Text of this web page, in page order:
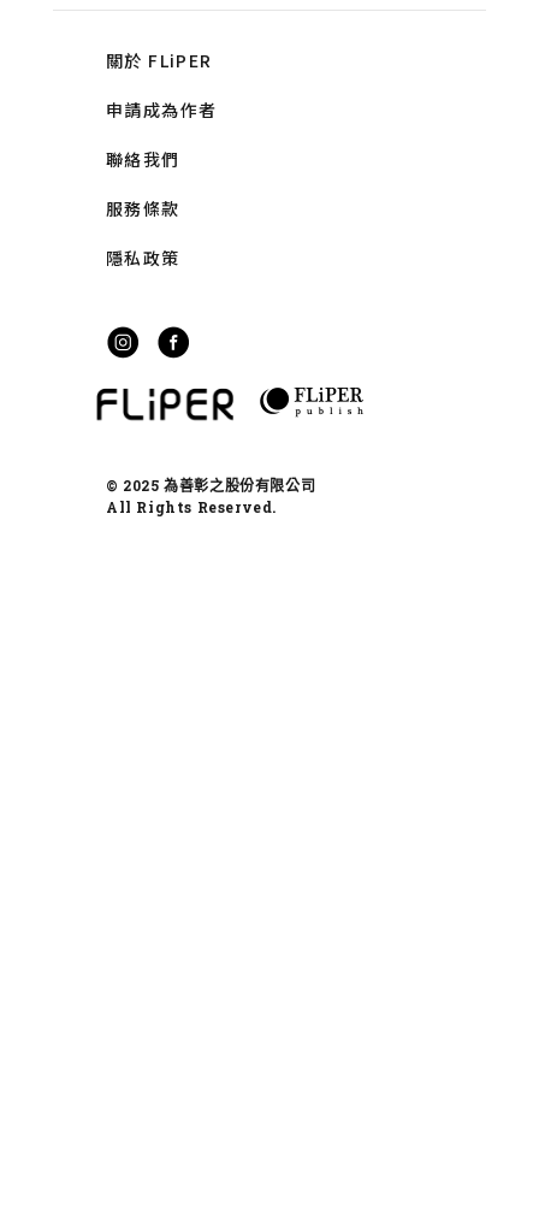
關於 FLiPER
申請成為作者
聯絡我們
服務條款
隱私政策
© 2025 為善彰之股份有限公司
All Rights Reserved.